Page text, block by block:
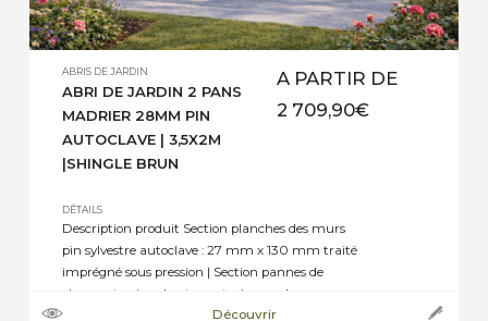
ABRIS DE JARDIN
ABRI DE JARDIN 2 PANS
MADRIER 28MM PIN
AUTOCLAVE | 3,5X2M
|SHINGLE BRUN
A PARTIR DE
2 709,90€
DÉTAILS
Description produit Section planches des murs
pin sylvestre autoclave : 27 mm x 130 mm traité
imprégné sous pression | Section pannes de
charpente pin sylvestre autoclave : selon
dimensions de 45 mm x 70 mm, ou 45 mm x
Découvrir